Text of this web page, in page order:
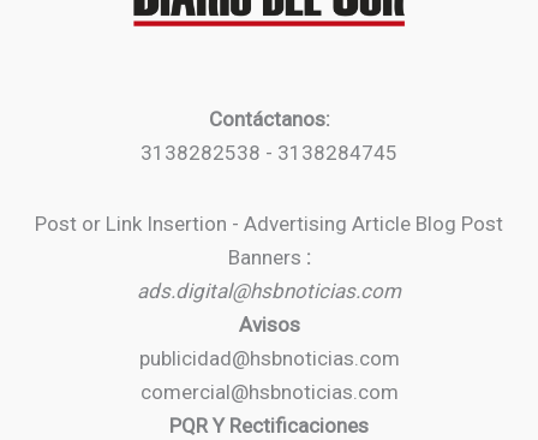
Contáctanos:
3138282538 - 3138284745
Post or Link Insertion - Advertising Article Blog Post
Banners :
ads.digital@hsbnoticias.com
Avisos
publicidad@hsbnoticias.com
comercial@hsbnoticias.com
PQR Y Rectificaciones